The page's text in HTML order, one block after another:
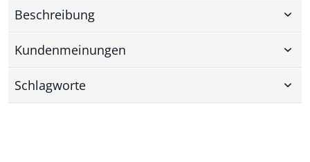
Beschreibung
Kundenmeinungen
Schlagworte